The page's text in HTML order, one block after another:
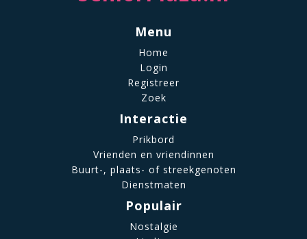
Menu
Home
Login
Registreer
Zoek
Interactie
Prikbord
Vrienden en vriendinnen
Buurt-, plaats- of streekgenoten
Dienstmaten
Populair
Nostalgie